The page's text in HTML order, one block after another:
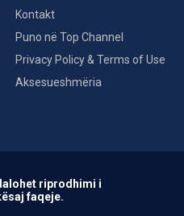
Kontakt
Puno në Top Channel
Privacy Policy & Terms of Use
Aksesueshmëria
riprodhimi i
faqeje.